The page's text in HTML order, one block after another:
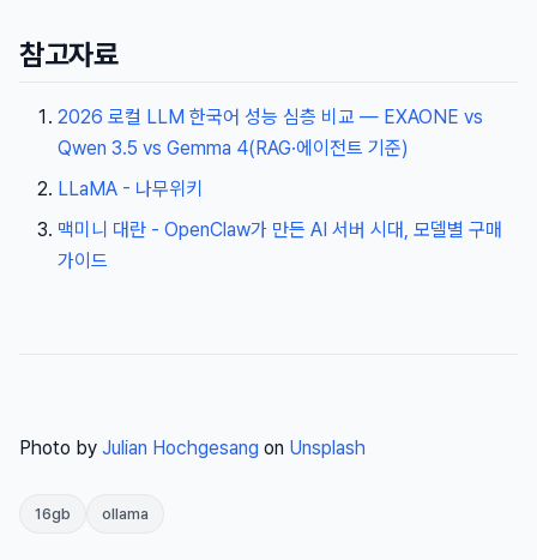
참고자료
2026 로컬 LLM 한국어 성능 심층 비교 — EXAONE vs
Qwen 3.5 vs Gemma 4(RAG·에이전트 기준)
LLaMA - 나무위키
맥미니 대란 - OpenClaw가 만든 AI 서버 시대, 모델별 구매
가이드
Photo by Julian Hochgesang on Unsplash
16gb ollama